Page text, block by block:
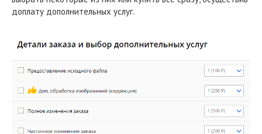
доплату дополнительных услуг.